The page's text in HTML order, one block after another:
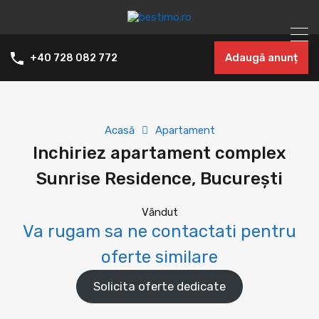
+40 728 082 772 Adaugă anunț
Acasă Apartament
Inchiriez apartament complex
Sunrise Residence, București
Văndut
Va rugam sa ne contactati pentru
oferte similare
Solicita oferte dedicate